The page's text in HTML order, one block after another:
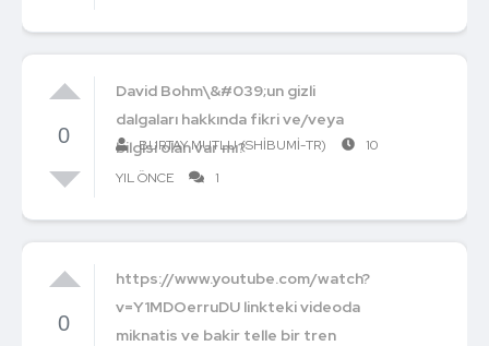
0
David Bohm\&#039;un gizli
dalgaları hakkında fikri ve/veya
bilgisi olan var mı?
BURTAY MUTLU (SHIBUMI-TR)
10
YIL ÖNCE
1
0
https://www.youtube.com/watch?
v=Y1MDOerruDU linkteki videoda
miknatis ve bakir telle bir tren